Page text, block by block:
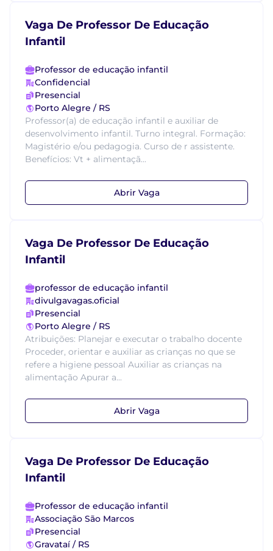
Vaga De Professor De Educação
Infantil
Professor de educação infantil
Confidencial
Presencial
Porto Alegre / RS
Professor(a) de educação infantil e auxiliar de
desenvolvimento infantil. Turno integral. Formação:
Magistério e/ou pedagogia. Curso de r assistente.
Benefícios: Vt + alimentaçã...
Abrir Vaga
Vaga De Professor De Educação
Infantil
professor de educação infantil
divulgavagas.oficial
Presencial
Porto Alegre / RS
Atribuições: Planejar e executar o trabalho docente
Proceder, orientar e auxiliar as crianças no que se
refere a higiene pessoal Auxiliar as crianças na
alimentação Apurar a...
Abrir Vaga
Vaga De Professor De Educação
Infantil
Professor de educação infantil
Associação São Marcos
Presencial
Gravataí / RS